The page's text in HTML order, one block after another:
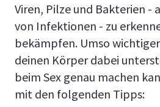
Viren, Pilze und Bakterien -
von Infektionen - zu
bekämpfen. Umso
deinen Körper dabei
beim Sex genau machen
mit den folgenden Tipps: